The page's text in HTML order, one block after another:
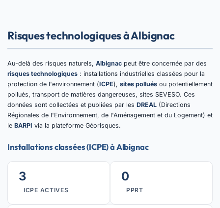
Risques technologiques à Albignac
Au-delà des risques naturels, Albignac peut être concernée par des
risques technologiques : installations industrielles classées pour la
protection de l'environnement (ICPE), sites pollués ou potentiellement
pollués, transport de matières dangereuses, sites SEVESO. Ces
données sont collectées et publiées par les DREAL (Directions
Régionales de l'Environnement, de l'Aménagement et du Logement) et
le BARPI via la plateforme Géorisques.
Installations classées (ICPE) à Albignac
3
ICPE ACTIVES
0
PPRT